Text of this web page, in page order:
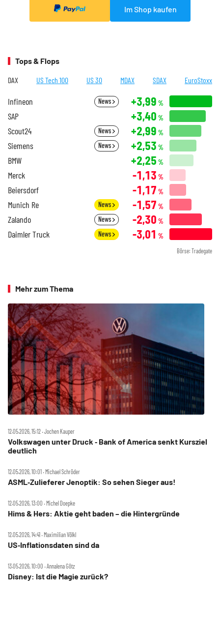
Im Shop kaufen
Tops & Flops
DAX US Tech 100 US 30 MDAX SDAX EuroStoxx
Infineon News +3,99 %
SAP +3,40 %
Scout24 News +2,99 %
Siemens News +2,53 %
BMW +2,25 %
Merck -1,13 %
Beiersdorf -1,17 %
Munich Re News -1,57 %
Zalando News -2,30 %
Daimler Truck News -3,01 %
Börse: Tradegate
Mehr zum Thema
12.05.2026, 15:12 ‧ Jochen Kauper
Volkswagen unter Druck ‑ Bank of America senkt Kursziel
deutlich
12.05.2026, 10:01 ‧ Michael Schröder
ASML‑Zulieferer Jenoptik: So sehen Sieger aus!
12.05.2026, 13:00 ‧ Michel Doepke
Hims & Hers: Aktie geht baden – die Hintergründe
12.05.2026, 14:41 ‧ Maximilian Völkl
US‑Inflationsdaten sind da
13.05.2026, 10:00 ‧ Annalena Götz
Disney: Ist die Magie zurück?